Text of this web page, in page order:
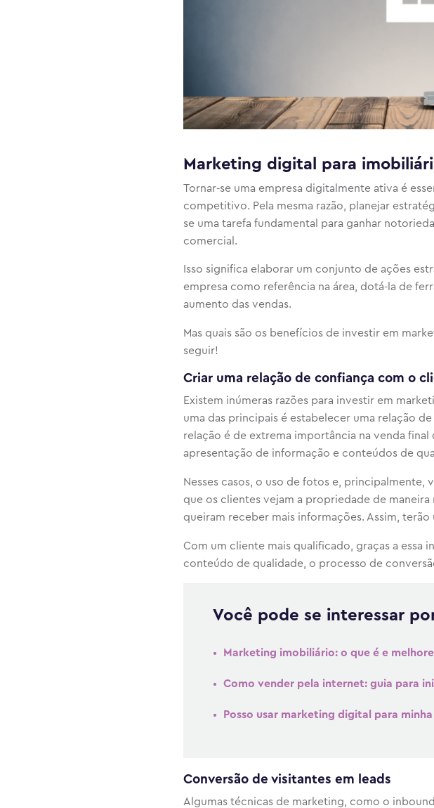
Marketing digital para
Tornar-se uma empresa digitalmente ativa é
competitivo. Pela mesma razão, planejar
se uma tarefa fundamental para ganhar
comercial.
Isso significa elaborar um conjunto de ações
empresa como referência na área, dotá-la de
aumento das vendas.
Mas quais são os benefícios de investir em
seguir!
Criar uma relação de confiança com o
Existem inúmeras razões para investir em
uma das principais é estabelecer uma relação
relação é de extrema importância na venda final
apresentação de informação e conteúdos de
Nesses casos, o uso de fotos e,
que os clientes vejam a propriedade de maneira
queiram receber mais informações. Assim,
Com um cliente mais qualificado, graças a essa
conteúdo de qualidade, o processo de
Você pode se interessar
Marketing imobiliário: o que é e
Como vender pela internet: guia para
Posso usar marketing digital para
Conversão de visitantes em leads
Algumas técnicas de marketing, como o